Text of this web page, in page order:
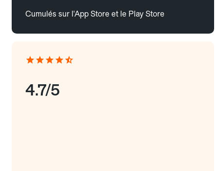
Cumulés sur l'App Store et le Play Store
4.7/5